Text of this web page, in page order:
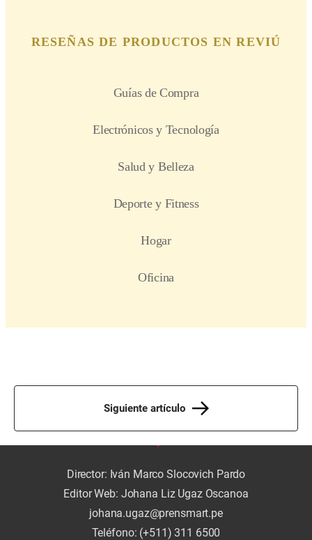
Siguiente artículo
Director: Iván Marco Slocovich Pardo
Editor Web: Johana Liz Ugaz Oscanoa
johana.ugaz@prensmart.pe
Teléfono: (+511) 311 6500